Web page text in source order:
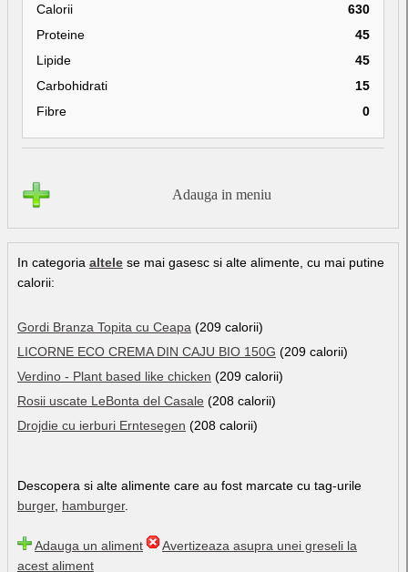
Calorii
630
Proteine
45
Lipide
45
Carbohidrati
15
Fibre
0
Adauga in meniu
In categoria altele se mai gasesc si alte alimente, cu mai putine
calorii:
Gordi Branza Topita cu Ceapa (209 calorii)
LICORNE ECO CREMA DIN CAJU BIO 150G (209 calorii)
Verdino - Plant based like chicken (209 calorii)
Rosii uscate LeBonta del Casale (208 calorii)
Drojdie cu ierburi Erntesegen (208 calorii)
Descopera si alte alimente care au fost marcate cu tag-urile
burger, hamburger.
Adauga un aliment
Avertizeaza asupra unei greseli la
acest aliment